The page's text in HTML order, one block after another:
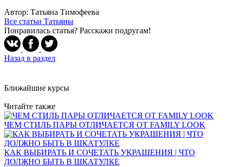
Автор: Татьяна Тимофеева
Все статьи Татьяны
Понравилась статья? Расскажи подругам!
Назад в раздел
Ближайшие курсы
Читайте также
ЧЕМ СТИЛЬ ПАРЫ ОТЛИЧАЕТСЯ ОТ FAMILY LOOK
КАК ВЫБИРАТЬ И СОЧЕТАТЬ УКРАШЕНИЯ | ЧТО
ДОЛЖНО БЫТЬ В ШКАТУЛКЕ